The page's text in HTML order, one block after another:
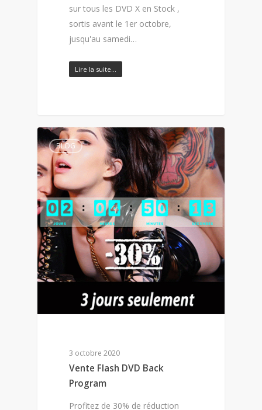
sur tous les DVD X en Stock ,
sortis avant le 1er octobre,
jusqu'au samedi…
Lire la suite…
BLOG
3 octobre 2020
Vente Flash DVD Back
Program
Profitez de 30% de réduction